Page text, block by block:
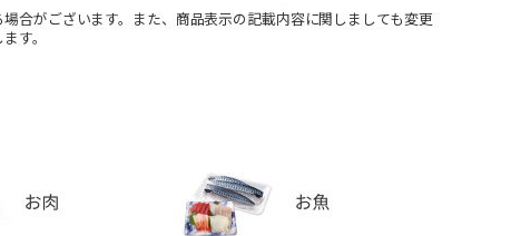
合がございます。また、商品表示の記載内容に関しましても変更
す。